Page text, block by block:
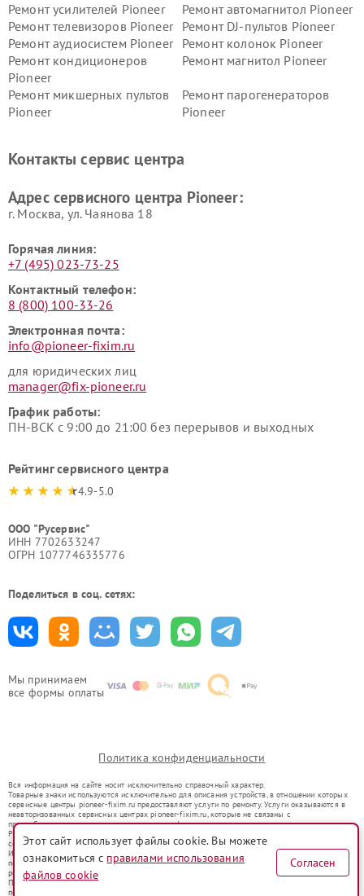
Мы принимаем
все формы оплаты
Ремонт усилителей Pioneer
Ремонт автомагнитол Pioneer
Ремонт телевизоров Pioneer
Ремонт DJ-пультов Pioneer
Ремонт аудиосистем Pioneer
Ремонт колонок Pioneer
Ремонт кондиционеров
Pioneer
Ремонт магнитол Pioneer
Ремонт микшерных пультов
Pioneer
Ремонт парогенераторов
Pioneer
Контакты сервис центра
Адрес сервисного центра Pioneer:
г. Москва, ул. Чаянова 18
Горячая линия:
+7 (495) 023-73-25
Контактный телефон:
8 (800) 100-33-26
Электронная почта:
info@pioneer-fixim.ru
для юридических лиц
manager@fix-pioneer.ru
График работы:
ПН-ВСК с 9:00 до 21:00 без перерывов и выходных
Рейтинг сервисного центра
4.9-5.0
ООО "Русервис"
ИНН 7702633247
ОГРН 1077746335776
Поделиться в соц. сетях:
Политика конфиденциальности
Вся информация на сайте носит исключительно справочный характер.
Товарные знаки используются исключительно для описания устройств, в отношении которых
сервисные центры pioneer-fixim.ru предоставляют услуги по ремонту. Услуги оказываются в
неавторизованных сервисных центрах pioneer-fixim.ru, которые не связаны с
правообладателями товарных знаков или их официальными представителями.
Ремонт осуществляется для устройств, уже введенных в гражданский оборот в соответствии
со статьей 1487 ГК РФ.
Использование товарных знаков не преследует цели индивидуализации услуг или введения
потребителей в заблуждение, а служит для информирования о предоставляемых услугах по
ремонту техники указанных брендов.
Представленная на сайте информация не является публичной офертой, определяемой
положениями Статьи 437(2) Гражданского кодекса РФ
Этот сайт использует файлы cookie. Вы можете
ознакомиться с правилами использования
файлов cookie
Согласен